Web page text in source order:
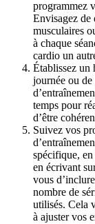
programmez
Envisagez de
musculaires
à chaque
cardio un
Établissez un
journée ou de
temps pour
d’être
Suivez vos
spécifique,
en écrivant
vous
nombre de
utilisés. Cela
à ajuster vos